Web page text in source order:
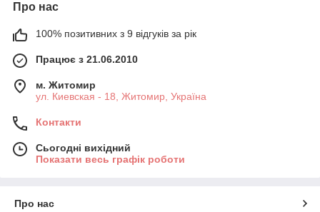
Про нас
100% позитивних з 9 відгуків за рік
Працює з 21.06.2010
м. Житомир
ул. Киевская - 18, Житомир, Україна
Контакти
Сьогодні вихідний
Показати весь графік роботи
Про нас